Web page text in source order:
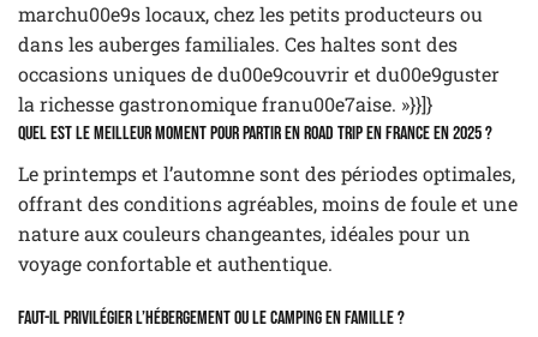
marchu00e9s locaux, chez les petits producteurs ou
dans les auberges familiales. Ces haltes sont des
occasions uniques de du00e9couvrir et du00e9guster
la richesse gastronomique franu00e7aise. »}}]}
Quel est le meilleur moment pour partir en road trip en France en 2025 ?
Le printemps et l’automne sont des périodes optimales,
offrant des conditions agréables, moins de foule et une
nature aux couleurs changeantes, idéales pour un
voyage confortable et authentique.
Faut-il privilégier l’hébergement ou le camping en famille ?